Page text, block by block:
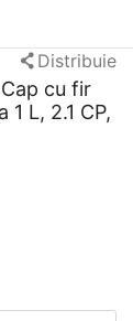
Distribuie
cu fir
L, 2.1 CP,